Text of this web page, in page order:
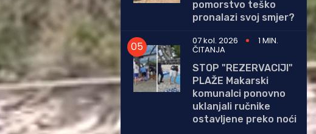
pomorstvo teško
pronalazi svoj smjer?
07 kol. 2026
1 MIN.
ČITANJA
STOP "REZERVACIJI"
PLAŽE Makarski
komunalci ponovno
uklanjali ručnike
ostavljene preko noći